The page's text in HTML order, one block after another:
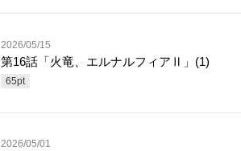
2026/05/15
第16話「火竜、エルナルフィアⅡ」(1)
65pt
2026/05/01